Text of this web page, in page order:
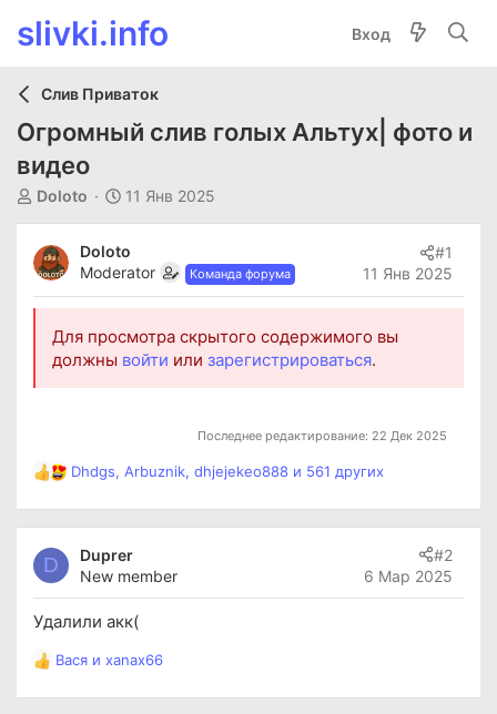
slivki.info Вход
Слив Приваток
Огромный слив голых Альтух| фото и
видео
А
о
р
т
Doloto
Д
а
н
а
а
л
а
11 Янв 2025
Doloto
Moderator
Команда форума 11 Янв 2025
#1
Для просмотра скрытого содержимого вы
должны войти или зарегистрироваться.
Последнее редактирование: 22 Дек 2025
Р
ц
и
и
:
Dhdgs, Arbuznik, dhjejekeo888 и 561 других
D
Duprer
New member
6 Мар 2025
#2
Удалили акк(
Р
Вася и xanax66